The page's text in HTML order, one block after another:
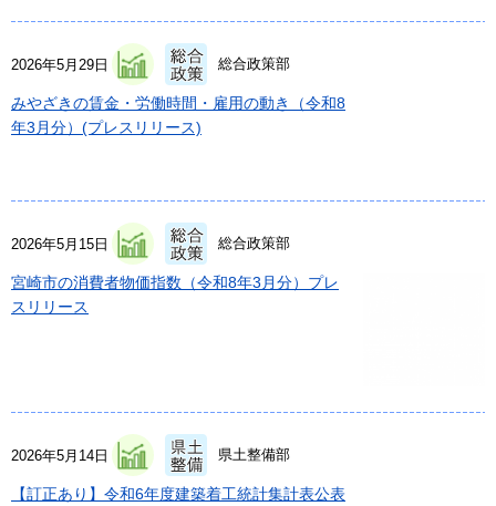
2026年5月29日 総合政策部
みやざきの賃金・労働時間・雇用の動き（令和8
年3月分）(プレスリリース)
2026年5月15日 総合政策部
宮崎市の消費者物価指数（令和8年3月分）プレ
スリリース
2026年5月14日 県土整備部
【訂正あり】令和6年度建築着工統計集計表公表